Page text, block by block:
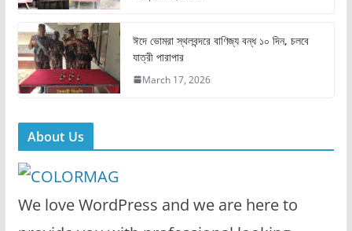
ঈদে ভোমরা স্থলবন্দরে বাণিজ্য বন্ধ ১০ দিন, চলবে
যাত্রী পারাপার
March 17, 2026
About Us
We love WordPress and we are here to